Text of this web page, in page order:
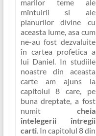
marilor teme ale
mîntuirii si ale
planurilor divine cu
aceasta lume, asa cum
ne-au fost dezvaluite
în cartea profetica a
lui Daniel. In studiile
noastre din aceasta
carte am ajuns la
capitolul 8 care, pe
buna dreptate, a fost
numit cheia
întelegerii întregii
carti. In capitolul 8 din